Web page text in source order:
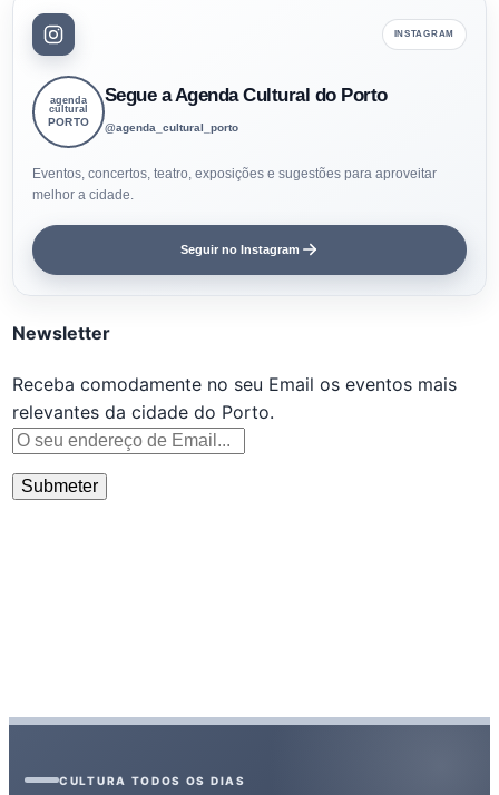
INSTAGRAM
agenda
cultural
PORTO
Segue a Agenda Cultural do Porto
@agenda_cultural_porto
Eventos, concertos, teatro, exposições e sugestões para aproveitar
melhor a cidade.
Seguir no Instagram
Newsletter
Receba comodamente no seu Email os eventos mais
relevantes da cidade do Porto.
CULTURA TODOS OS DIAS